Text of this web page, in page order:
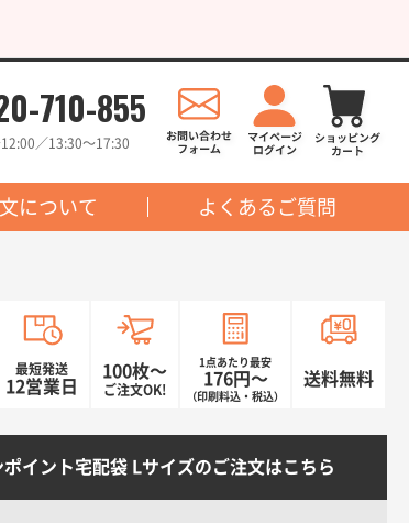
710-855
／13:30〜17:30
について よくあるご質問
最短発送
12営業日
100枚〜
ご注文OK!
1点あたり最安
176円〜
（印刷料込・税込）
送料無料
ポイント宅配袋 Lサイズのご注文はこちら